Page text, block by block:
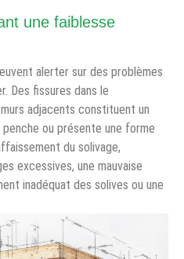
une faiblesse
alerter sur des problèmes
Des fissures dans le
adjacents constituent un
penche ou présente une forme
du solivage,
excessives, une mauvaise
inadéquat des solives ou une